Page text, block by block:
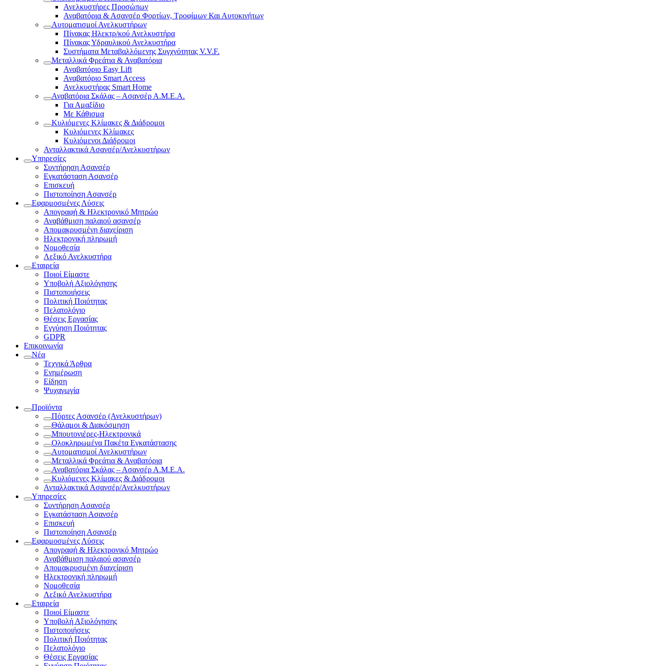
Ανελκυστήρες Προσώπων
Αναβατόρια & Ασανσέρ Φορτίων, Τροφίμων Και Αυτοκινήτων
Αυτοματισμοί Ανελκυστήρων
Πίνακας Ηλεκτρ/κού Ανελκυστήρα
Πίνακας Υδραυλικού Ανελκυστήρα
Συστήματα Μεταβαλλόμενης Συγχνότητας V.V.F.
Μεταλλικά Φρεάτια & Αναβατόρια
Αναβατόριο Easy Lift
Αναβατόριο Smart Access
Ανελκυστήρας Smart Home
Αναβατόρια Σκάλας – Ασανσέρ Α.Μ.Ε.Α.
Για Αμαξίδιο
Με Κάθισμα
Κυλιόμενες Κλίμακες & Διάδρομοι
Κυλιόμενες Κλίμακες
Κυλιόμενοι Διάδρομοι
Ανταλλακτικά Ασανσέρ/Ανελκυστήρων
Υπηρεσίες
Συντήρηση Ασανσέρ
Εγκατάσταση Ασανσέρ
Επισκευή
Πιστοποίηση Ασανσέρ
Εφαρμοσμένες Λύσεις
Απογραφή & Ηλεκτρονικό Μητρώο
Αναβάθμιση παλαιού ασανσέρ
Απομακρυσμένη διαχείριση
Ηλεκτρονική πληρωμή
Νομοθεσία
Λεξικό Ανελκυστήρα
Εταιρεία
Ποιοί Είμαστε
Υποβολή Αξιολόγησης
Πιστοποιήσεις
Πολιτική Ποιότητας
Πελατολόγιο
Θέσεις Εργασίας
Εγγύηση Ποιότητας
GDPR
Επικοινωνία
Νέα
Τεχνικά Άρθρα
Ενημέρωση
Είδηση
Ψυχαγωγία
Προϊόντα
Πόρτες Ασανσέρ (Ανελκυστήρων)
Θάλαμοι & Διακόσμηση
Μπουτονιέρες-Ηλεκτρονικά
Ολοκληρωμένα Πακέτα Εγκατάστασης
Αυτοματισμοί Ανελκυστήρων
Μεταλλικά Φρεάτια & Αναβατόρια
Αναβατόρια Σκάλας – Ασανσέρ Α.Μ.Ε.Α.
Κυλιόμενες Κλίμακες & Διάδρομοι
Ανταλλακτικά Ασανσέρ/Ανελκυστήρων
Υπηρεσίες
Συντήρηση Ασανσέρ
Εγκατάσταση Ασανσέρ
Επισκευή
Πιστοποίηση Ασανσέρ
Εφαρμοσμένες Λύσεις
Απογραφή & Ηλεκτρονικό Μητρώο
Αναβάθμιση παλαιού ασανσέρ
Απομακρυσμένη διαχείριση
Ηλεκτρονική πληρωμή
Νομοθεσία
Λεξικό Ανελκυστήρα
Εταιρεία
Ποιοί Είμαστε
Υποβολή Αξιολόγησης
Πιστοποιήσεις
Πολιτική Ποιότητας
Πελατολόγιο
Θέσεις Εργασίας